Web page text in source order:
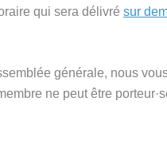
qui sera délivré sur
générale, nous
ne peut être